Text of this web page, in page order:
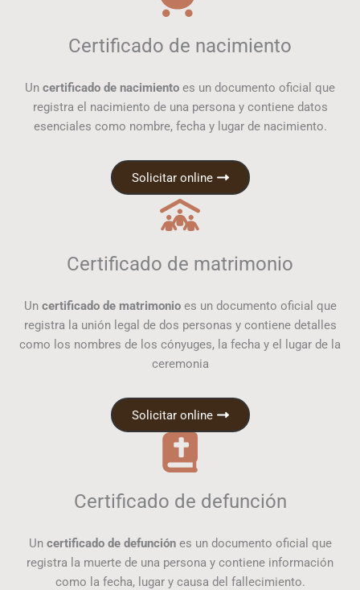
Certificado de nacimiento
Un certificado de nacimiento es un documento oficial que
registra el nacimiento de una persona y contiene datos
esenciales como nombre, fecha y lugar de nacimiento.
Solicitar online
Certificado de matrimonio
Un certificado de matrimonioes un documento oficial que
registra la unión legal de dos personas y contiene detalles
como los nombres de los cónyuges, la fecha y el lugar de la
ceremonia
Solicitar online
Certificado de defunción
Un certificado de defunciónes un documento oficial que
registra la muerte de una persona y contiene información
como la fecha, lugar y causa del fallecimiento.